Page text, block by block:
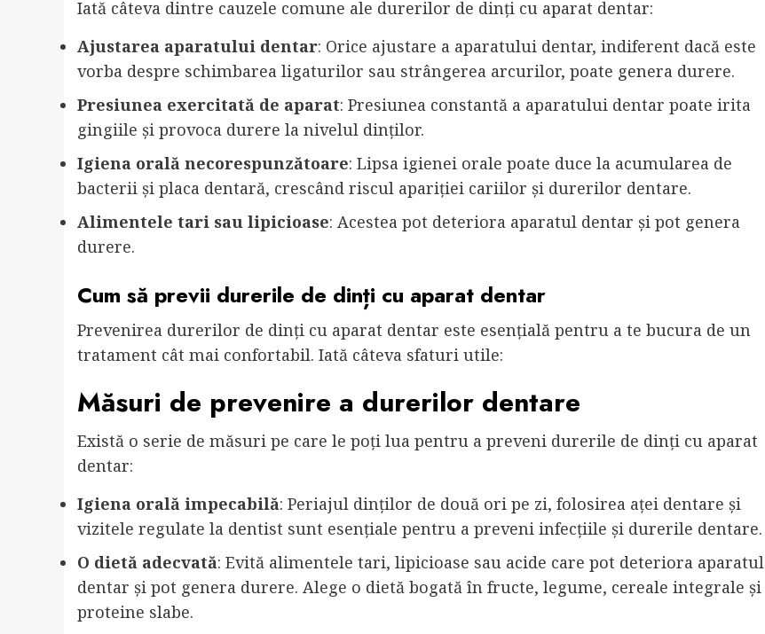
Iată câteva dintre cauzele comune ale durerilor de dinți cu aparat dentar:
Ajustarea aparatului dentar: Orice ajustare a aparatului dentar, indiferent dacă este
vorba despre schimbarea ligaturilor sau strângerea arcurilor, poate genera durere.
Presiunea exercitată de aparat: Presiunea constantă a aparatului dentar poate irita
gingiile și provoca durere la nivelul dinților.
Igiena orală necorespunzătoare: Lipsa igienei orale poate duce la acumularea de
bacterii și placa dentară, crescând riscul apariției cariilor și durerilor dentare.
Alimentele tari sau lipicioase: Acestea pot deteriora aparatul dentar și pot genera
durere.
Cum să previi durerile de dinți cu aparat dentar
Prevenirea durerilor de dinți cu aparat dentar este esențială pentru a te bucura de un
tratament cât mai confortabil. Iată câteva sfaturi utile:
Măsuri de prevenire a durerilor dentare
Există o serie de măsuri pe care le poți lua pentru a preveni durerile de dinți cu aparat
dentar:
Igiena orală impecabilă: Periajul dinților de două ori pe zi, folosirea aței dentare și
vizitele regulate la dentist sunt esențiale pentru a preveni infecțiile și durerile dentare.
O dietă adecvată: Evită alimentele tari, lipicioase sau acide care pot deteriora aparatul
dentar și pot genera durere. Alege o dietă bogată în fructe, legume, cereale integrale și
proteine ​​slabe.